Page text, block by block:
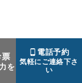
ージ
を
電話予約
気軽にご連絡下さ
い